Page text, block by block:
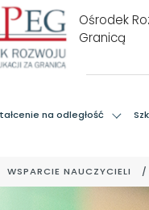
Ośrodek
Granicą
na odległość
WSPARCIE NAUCZYCIELI